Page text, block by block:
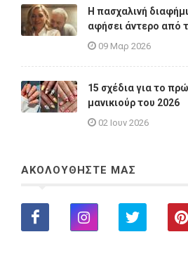
Η πασχαλινή
αφήσει άντερο από
09 Μαρ 2026
15 σχέδια για το
μανικιούρ του 2026
02 Ιουν 2026
ΑΚΟΛΟΥΘΗΣΤΕ ΜΑΣ